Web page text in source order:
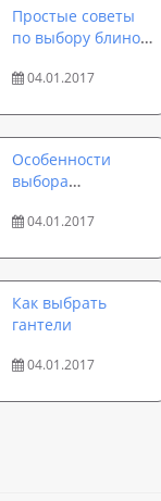
Простые советы
по выбору блинов
04.01.2017
Особенности
выбора
гантелей: общие
04.01.2017
Как выбрать
гантели
04.01.2017